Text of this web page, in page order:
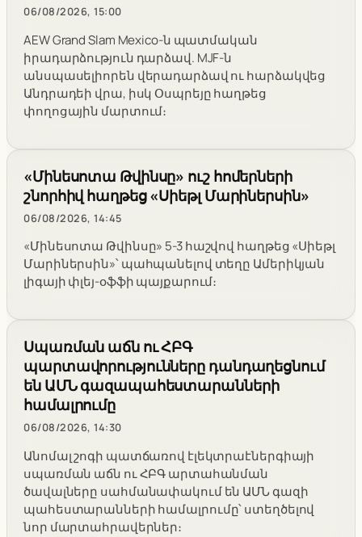
06/08/2026, 15:00
AEW Grand Slam Mexico-ն պատմական
իրադարձություն դարձավ. MJF-ն
անսպասելիորեն վերադարձավ ու հարձակվեց
Անդրադեի վրա, իսկ Օսպրեյը հաղթեց
փողոցային մարտում։
«Մինեսոտա Թվինսը» ուշ հոմերների
շնորհիվ հաղթեց «Սիեթլ Մարիներսին»
06/08/2026, 14:45
«Մինեսոտա Թվինսը» 5-3 հաշվով հաղթեց «Սիեթլ
Մարիներսին»՝ պահպանելով տեղը Ամերիկյան
լիգայի փլեյ-օֆֆի պայքարում։
Սպառման աճն ու ՀԲԳ
պարտավորությունները դանդաղեցնում
են ԱՄՆ գազապահեստարանների
համալրումը
06/08/2026, 14:30
Անոմալ շոգի պատճառով էլեկտրաէներգիայի
սպառման աճն ու ՀԲԳ արտահանման
ծավալները սահմանափակում են ԱՄՆ գազի
պահեստարանների համալրումը՝ ստեղծելով
նոր մարտահրավերներ։